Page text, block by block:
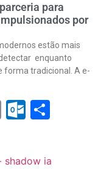
para
por
estão mais
enquanto
forma tradicional. A e-
Copy